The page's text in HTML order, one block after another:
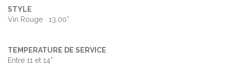
STYLE
Vin Rouge 13.00°
TEMPERATURE DE SERVICE
Entre 11 et 14°